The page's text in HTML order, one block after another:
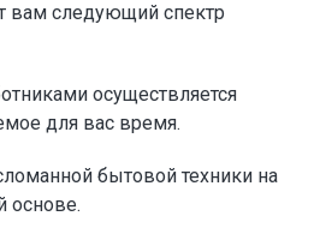
вам следующий спектр
осуществляется
для вас время.
бытовой техники на
основе.